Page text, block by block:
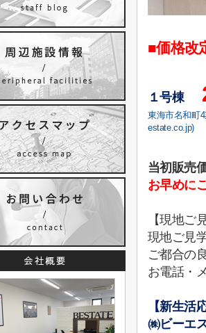
■価格改
１号棟
東海市名和町
estate.co.jp)
当初販売
お早めに
【現地ご
現地ご見
ご都合の
お電話・
【新生活
㈱ビーエ